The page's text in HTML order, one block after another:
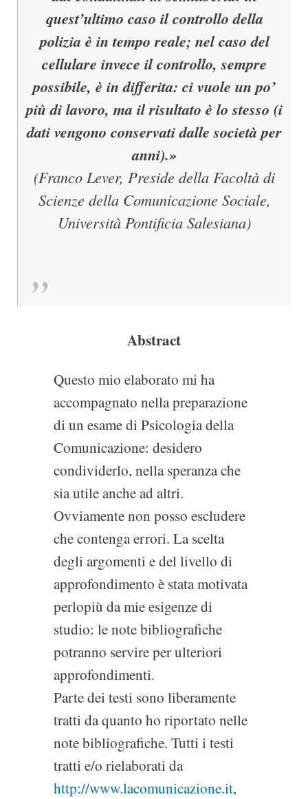
quest’ultimo caso il controllo della
polizia è in tempo reale; nel caso del
cellulare invece il controllo, sempre
possibile, è in differita: ci vuole un po’
più di lavoro, ma il risultato è lo stesso (i
dati vengono conservati dalle società per
anni).»
(Franco Lever, Preside della Facoltà di
Scienze della Comunicazione Sociale,
Università Pontificia Salesiana)
Abstract
Questo mio elaborato mi ha
accompagnato nella preparazione
di un esame di Psicologia della
Comunicazione: desidero
condividerlo, nella speranza che
sia utile anche ad altri.
Ovviamente non posso escludere
che contenga errori. La scelta
degli argomenti e del livello di
approfondimento è stata motivata
perlopiù da mie esigenze di
studio: le note bibliografiche
potranno servire per ulteriori
approfondimenti.
Parte dei testi sono liberamente
tratti da quanto ho riportato nelle
note bibliografiche. Tutti i testi
tratti e/o rielaborati da
http://www.lacomunicazione.it,